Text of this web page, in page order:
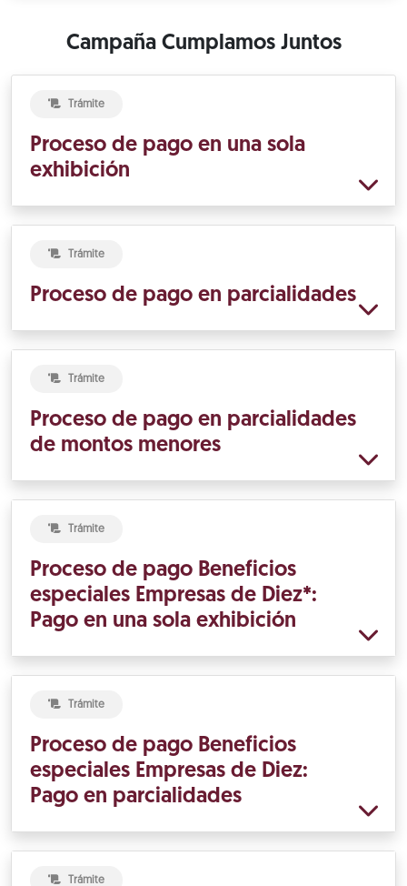
Campaña Cumplamos Juntos
Trámite
Proceso de pago en una sola
exhibición
Trámite
Proceso de pago en parcialidades
Trámite
Proceso de pago en parcialidades
de montos menores
Trámite
Proceso de pago Beneficios
especiales Empresas de Diez*:
Pago en una sola exhibición
Trámite
Proceso de pago Beneficios
especiales Empresas de Diez:
Pago en parcialidades
Trámite